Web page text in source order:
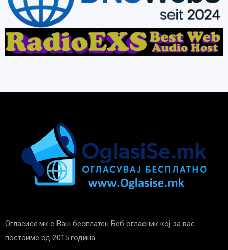
Огласисе.мк е Ваш бесплатен Веб огласник кој за вас
постоиме од 2015 година.